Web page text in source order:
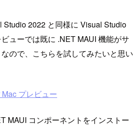
Studio 2022 と同様に Visual Studio
ューでは既に .NET MAUI 機能がサ
ので、こちらを試してみたいと思い
プレビュー
MAUI コンポーネントをインストー